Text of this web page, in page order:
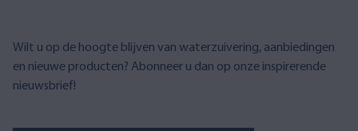
Wilt u op de hoogte blijven van waterzuivering, aanbiedingen
en nieuwe producten? Abonneer u dan op onze inspirerende
nieuwsbrief!